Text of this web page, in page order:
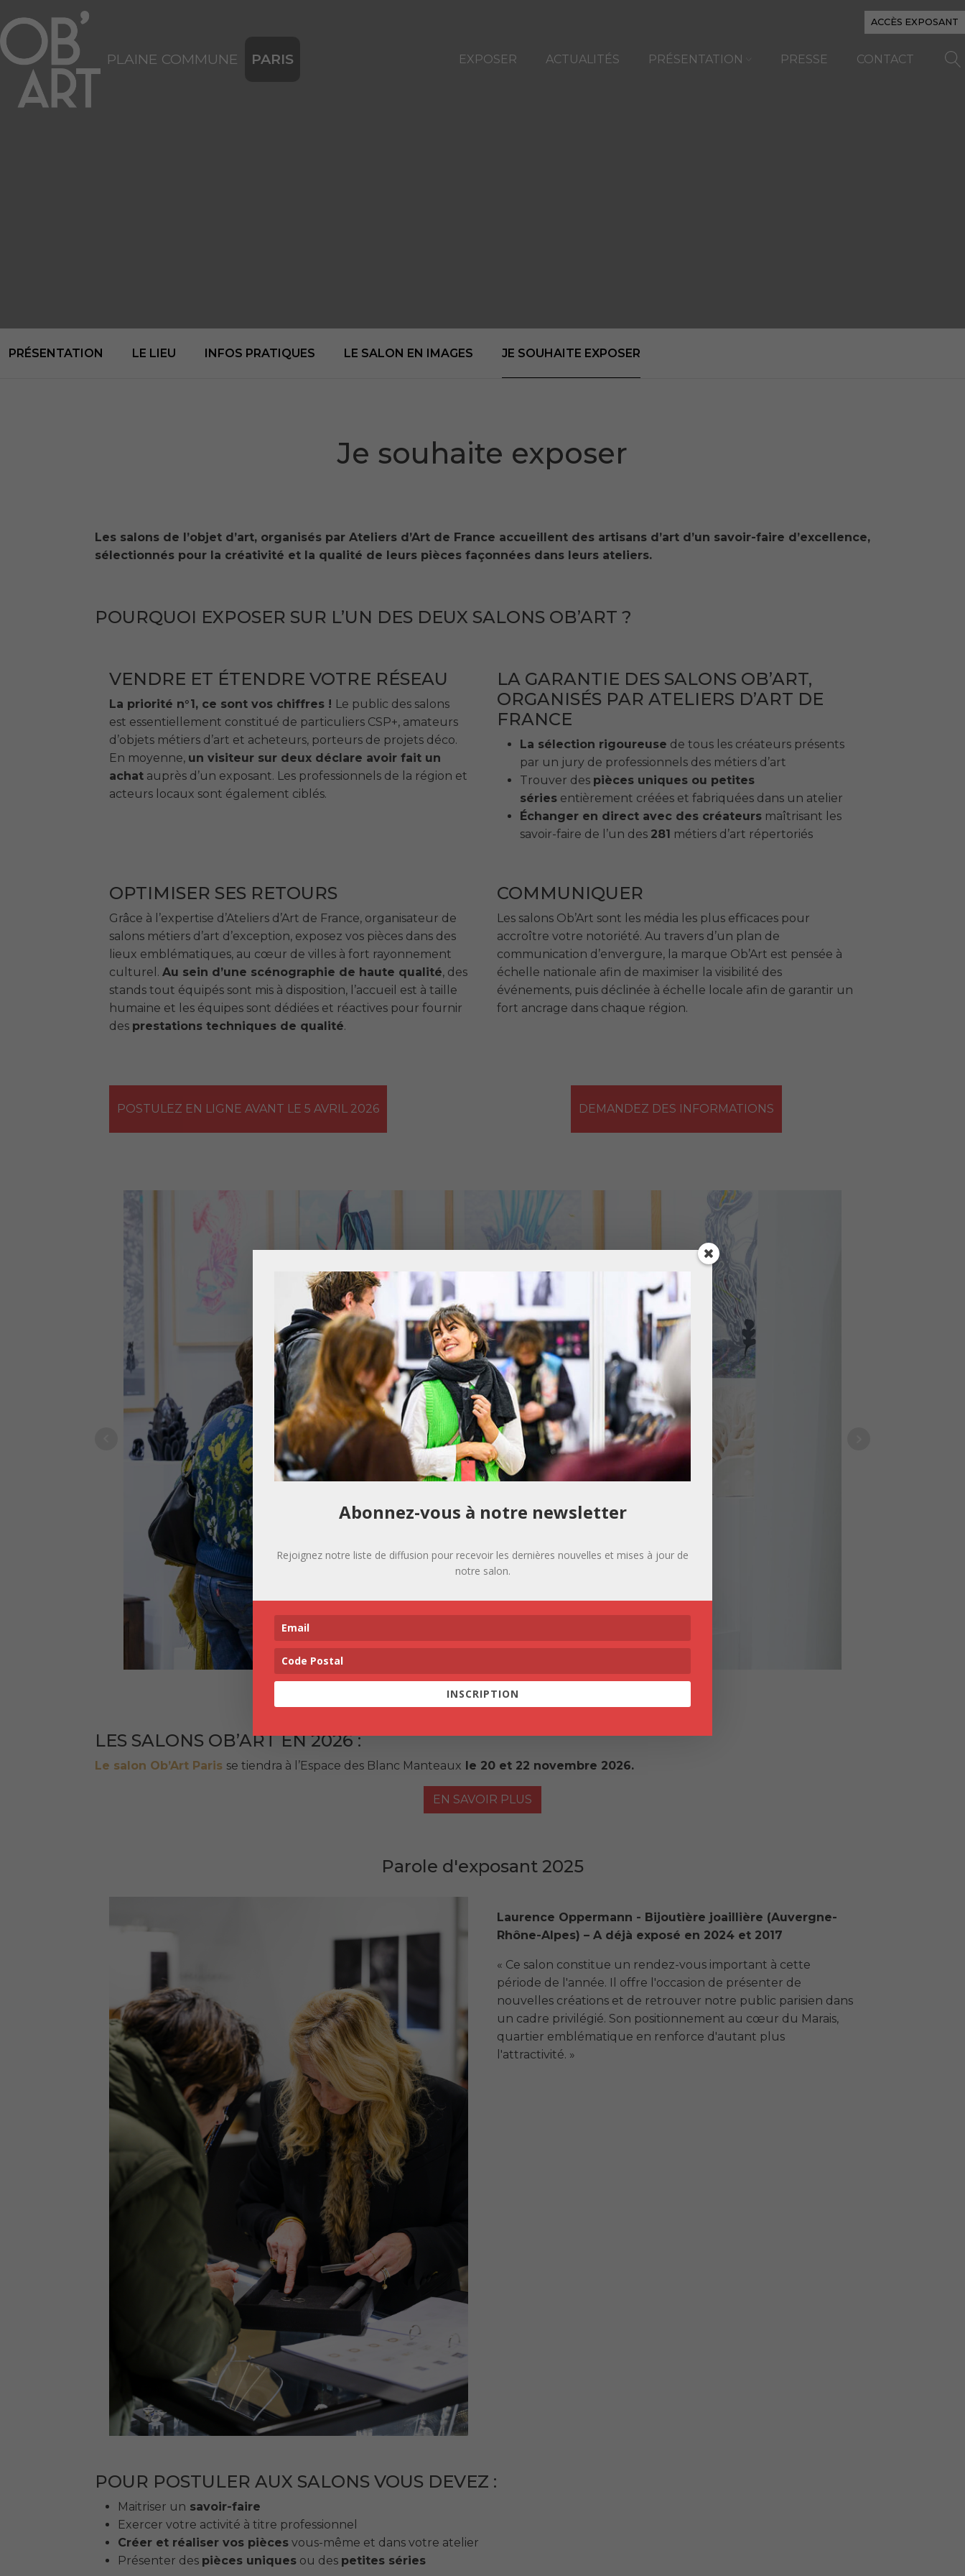
ACCÈS EXPOSANT
PLAINE COMMUNE PARIS EXPOSER ACTUALITÉS PRÉSENTATION PRESSE CONTACT
PRÉSENTATION LE LIEU INFOS PRATIQUES LE SALON EN IMAGES JE SOUHAITE EXPOSER
Je souhaite exposer
Les salons de l’objet d’art, organisés par Ateliers d’Art de France accueillent des artisans d’art d’un savoir-faire d’excellence,
sélectionnés pour la créativité et la qualité de leurs pièces façonnées dans leurs ateliers.
POURQUOI EXPOSER SUR L’UN DES DEUX SALONS OB’ART ?
VENDRE ET ÉTENDRE VOTRE RÉSEAU
La priorité n°1, ce sont vos chiffres ! Le public des salons
est essentiellement constitué de particuliers CSP+, amateurs
d’objets métiers d’art et acheteurs, porteurs de projets déco.
En moyenne, un visiteur sur deux déclare avoir fait un
achat auprès d’un exposant. Les professionnels de la région et
acteurs locaux sont également ciblés.
LA GARANTIE DES SALONS OB’ART,
ORGANISÉS PAR ATELIERS D’ART DE
FRANCE
La sélection rigoureuse de tous les créateurs présents
par un jury de professionnels des métiers d’art
Trouver des pièces uniques ou petites
séries entièrement créées et fabriquées dans un atelier
Échanger en direct avec des créateurs maîtrisant les
savoir-faire de l’un des 281 métiers d’art répertoriés
OPTIMISER SES RETOURS
Grâce à l’expertise d’Ateliers d’Art de France, organisateur de
salons métiers d’art d’exception, exposez vos pièces dans des
lieux emblématiques, au cœur de villes à fort rayonnement
culturel. Au sein d’une scénographie de haute qualité, des
stands tout équipés sont mis à disposition, l’accueil est à taille
humaine et les équipes sont dédiées et réactives pour fournir
des prestations techniques de qualité.
COMMUNIQUER
Les salons Ob’Art sont les média les plus efficaces pour
accroître votre notoriété. Au travers d’un plan de
communication d’envergure, la marque Ob’Art est pensée à
échelle nationale afin de maximiser la visibilité des
événements, puis déclinée à échelle locale afin de garantir un
fort ancrage dans chaque région.
POSTULEZ EN LIGNE AVANT LE 5 AVRIL 2026 DEMANDEZ DES INFORMATIONS
LES SALONS OB’ART EN 2026 :
Le salon Ob’Art Paris se tiendra à l’Espace des Blanc Manteaux le 20 et 22 novembre 2026.
EN SAVOIR PLUS
Parole d'exposant 2025
Laurence Oppermann - Bijoutière joaillière (Auvergne-
Rhône-Alpes) – A déjà exposé en 2024 et 2017
« Ce salon constitue un rendez-vous important à cette
période de l'année. Il offre l'occasion de présenter de
nouvelles créations et de retrouver notre public parisien dans
un cadre privilégié. Son positionnement au cœur du Marais,
quartier emblématique en renforce d'autant plus
l'attractivité. »
POUR POSTULER AUX SALONS VOUS DEVEZ :
Maitriser un savoir-faire
Exercer votre activité à titre professionnel
Créer et réaliser vos pièces vous-même et dans votre atelier
Présenter des pièces uniques ou des petites séries
Abonnez-vous à notre newsletter
Rejoignez notre liste de diffusion pour recevoir les dernières nouvelles et mises à jour de
notre salon.
INSCRIPTION